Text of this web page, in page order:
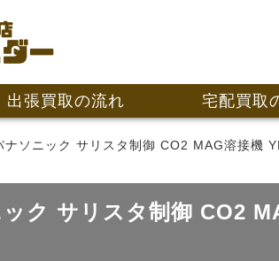
出張買取の流れ 宅配買取
ソニック サリスタ制御 CO2 MAG溶接機
ク サリスタ制御 CO2